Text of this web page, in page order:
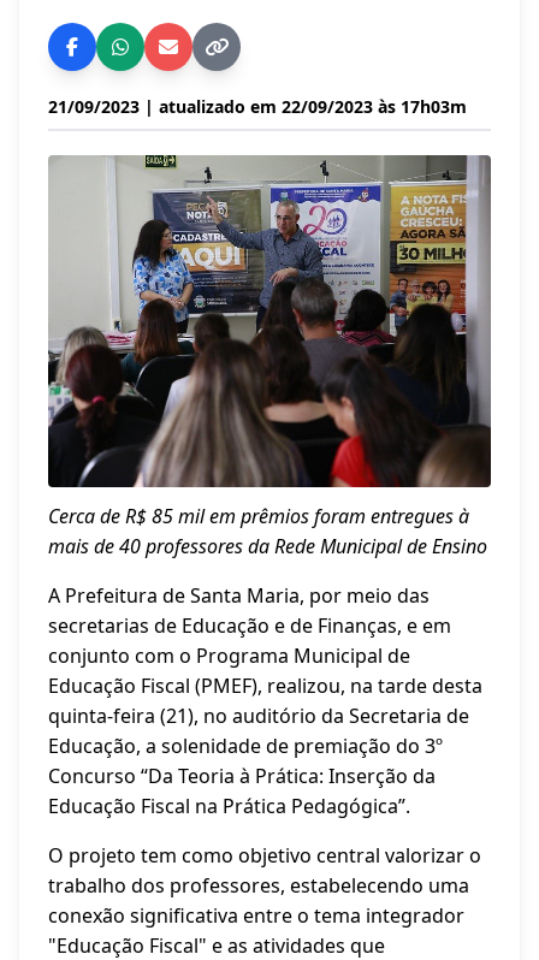
21/09/2023 | atualizado em 22/09/2023 às 17h03m
Cerca de R$ 85 mil em prêmios foram entregues à
mais de 40 professores da Rede Municipal de Ensino
A Prefeitura de Santa Maria, por meio das
secretarias de Educação e de Finanças, e em
conjunto com o Programa Municipal de
Educação Fiscal (PMEF), realizou, na tarde desta
quinta-feira (21), no auditório da Secretaria de
Educação, a solenidade de premiação do 3º
Concurso “Da Teoria à Prática: Inserção da
Educação Fiscal na Prática Pedagógica”.
O projeto tem como objetivo central valorizar o
trabalho dos professores, estabelecendo uma
conexão significativa entre o tema integrador
"Educação Fiscal" e as atividades que